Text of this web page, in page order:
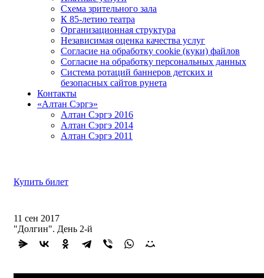
Схема зрительного зала
К 85-летию театра
Организационная структура
Независимая оценка качества услуг
Согласие на обработку cookie (куки) файлов
Согласие на обработку персональных данных
Система ротаций баннеров детских и
безопасных сайтов рунета
Контакты
«Алтан Сэргэ»
Алтан Сэргэ 2016
Алтан Сэргэ 2014
Алтан Сэргэ 2011
Купить билет
11 сен 2017
"Долгин". День 2-й